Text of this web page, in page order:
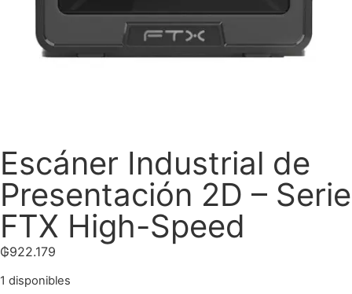
Escáner Industrial de
Presentación 2D – Serie
FTX High-Speed
₲922.179
1 disponibles